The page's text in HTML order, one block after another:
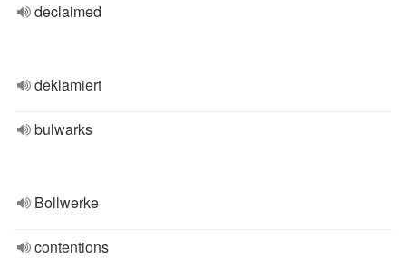
declaimed
deklamiert
bulwarks
Bollwerke
contentions